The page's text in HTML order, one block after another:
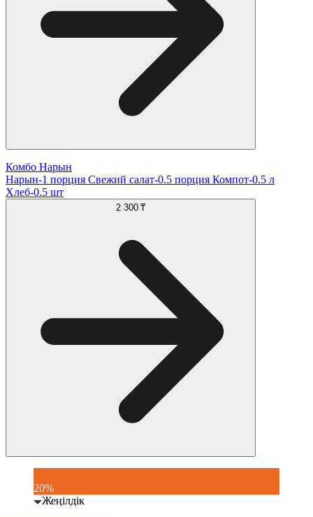
Комбо Нарын
Нарын-1 порция Свежий салат-0.5 порция Компот-0.5 л
Хлеб-0.5 шт
2 300 ₸
20%
Жеңілдік